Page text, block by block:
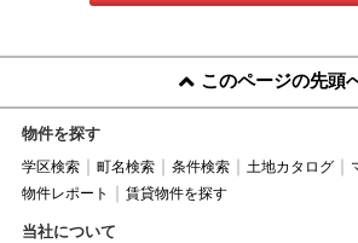
このページの先頭
物件を探す
学区検索 町名検索 条件検索 土地カタログ
物件レポート
賃貸物件を探す
当社について